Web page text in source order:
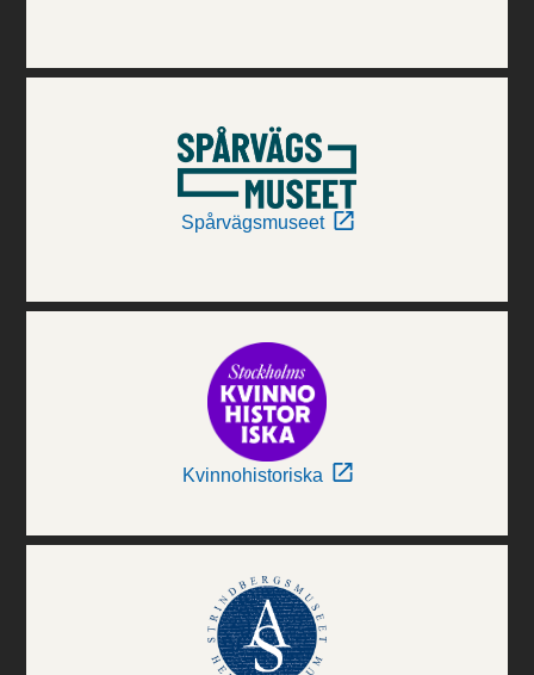
Spårvägsmuseet
Kvinnohistoriska